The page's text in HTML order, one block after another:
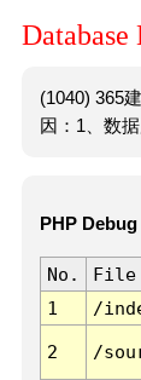
Database
(1040) 365
因：1、数
PHP Debug
No. File
1
/
2 /